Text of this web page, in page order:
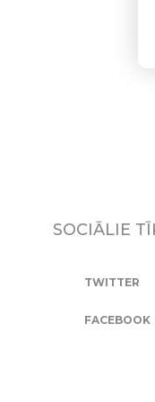
SOCIĀLIE
TWITTER
FACEBOOK